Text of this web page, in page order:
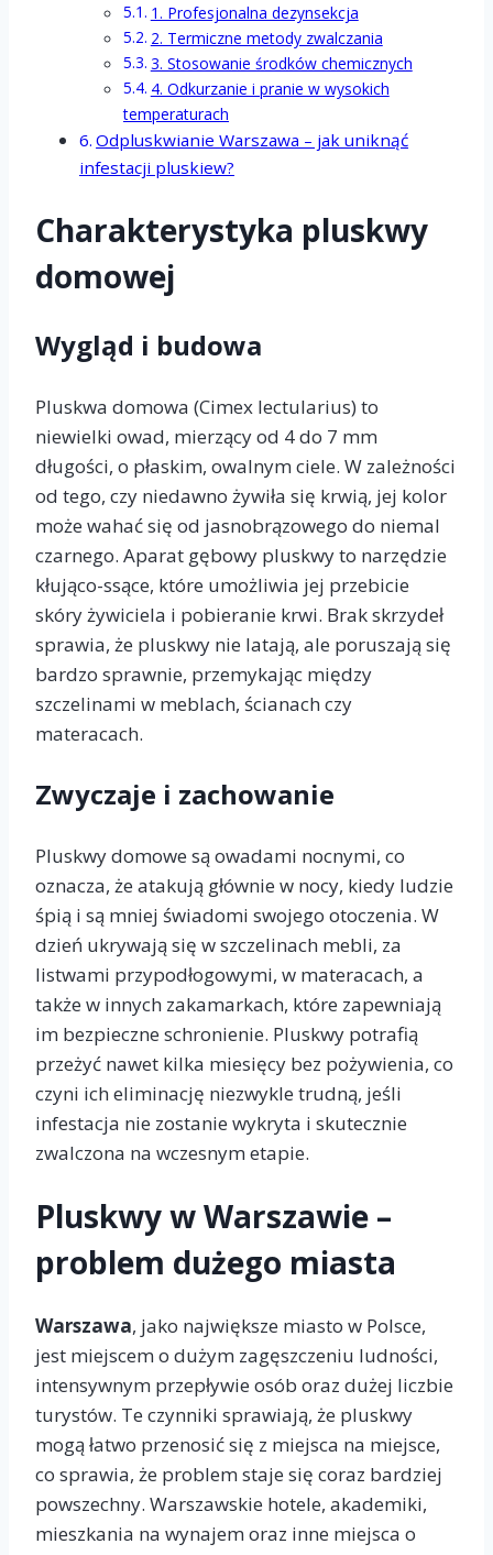
1. Profesjonalna dezynsekcja
2. Termiczne metody zwalczania
3. Stosowanie środków chemicznych
4. Odkurzanie i pranie w wysokich
temperaturach
Odpluskwianie Warszawa – jak uniknąć
infestacji pluskiew?
Charakterystyka pluskwy
domowej
Wygląd i budowa
Pluskwa domowa (Cimex lectularius) to
niewielki owad, mierzący od 4 do 7 mm
długości, o płaskim, owalnym ciele. W zależności
od tego, czy niedawno żywiła się krwią, jej kolor
może wahać się od jasnobrązowego do niemal
czarnego. Aparat gębowy pluskwy to narzędzie
kłująco-ssące, które umożliwia jej przebicie
skóry żywiciela i pobieranie krwi. Brak skrzydeł
sprawia, że pluskwy nie latają, ale poruszają się
bardzo sprawnie, przemykając między
szczelinami w meblach, ścianach czy
materacach.
Zwyczaje i zachowanie
Pluskwy domowe są owadami nocnymi, co
oznacza, że atakują głównie w nocy, kiedy ludzie
śpią i są mniej świadomi swojego otoczenia. W
dzień ukrywają się w szczelinach mebli, za
listwami przypodłogowymi, w materacach, a
także w innych zakamarkach, które zapewniają
im bezpieczne schronienie. Pluskwy potrafią
przeżyć nawet kilka miesięcy bez pożywienia, co
czyni ich eliminację niezwykle trudną, jeśli
infestacja nie zostanie wykryta i skutecznie
zwalczona na wczesnym etapie.
Pluskwy w Warszawie –
problem dużego miasta
Warszawa, jako największe miasto w Polsce,
jest miejscem o dużym zagęszczeniu ludności,
intensywnym przepływie osób oraz dużej liczbie
turystów. Te czynniki sprawiają, że pluskwy
mogą łatwo przenosić się z miejsca na miejsce,
co sprawia, że problem staje się coraz bardziej
powszechny. Warszawskie hotele, akademiki,
mieszkania na wynajem oraz inne miejsca o